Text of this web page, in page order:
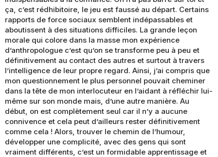
ça, c’est rédhibitoire, le jeu est faussé au départ. Certains
rapports de force sociaux semblent indépassables et
aboutissent à des situations difficiles. La grande leçon
morale qui colore dans la masse mon expérience
d’anthropologue c’est qu’on se transforme peu à peu et
définitivement au contact des autres et surtout à travers
l’intelligence de leur propre regard. Ainsi, j’ai compris que
mon questionnement le plus personnel pouvait cheminer
dans la tête de mon interlocuteur en l’aidant à réfléchir lui-
même sur son monde mais, d’une autre manière. Au
début, on est complètement seul car il n’y a aucune
connivence et cela peut d’ailleurs rester définitivement
comme cela ! Alors, trouver le chemin de l’humour,
développer une complicité, avec des gens qui sont
vraiment différents, c’est un formidable apprentissage et